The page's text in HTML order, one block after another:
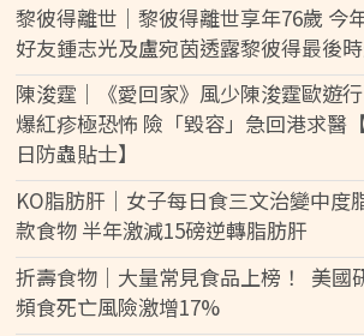
黎彼得離世｜黎彼得離世享年76歲 今
好友鍾志光及盧宛茵透露黎彼得最後
陳浚霆｜《愛回家》風少陳浚霆歐遊
爆紅疹極恐怖 險「毀容」急回港求醫
日防蟲貼士】
KO脂肪肝｜女子每日食三文治變中度
款食物 半年激減15磅逆轉脂肪肝
折壽食物｜大量常見食品上榜！ 美國
頻食死亡風險激增17%